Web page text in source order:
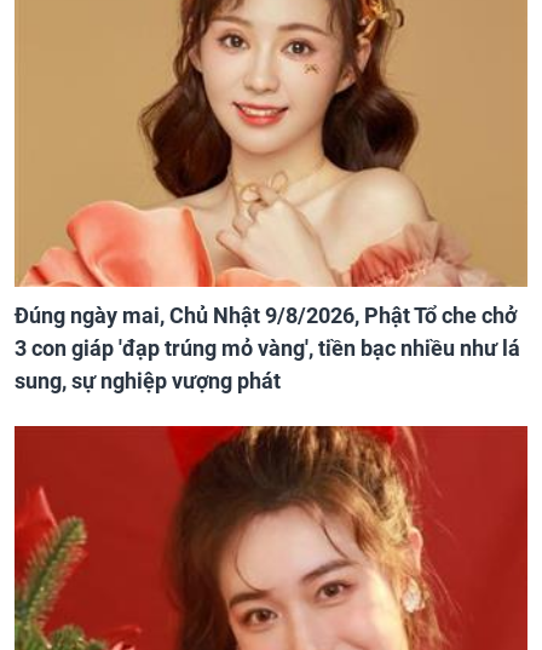
Đúng ngày mai, Chủ Nhật 9/8/2026, Phật Tổ che chở
3 con giáp 'đạp trúng mỏ vàng', tiền bạc nhiều như lá
sung, sự nghiệp vượng phát